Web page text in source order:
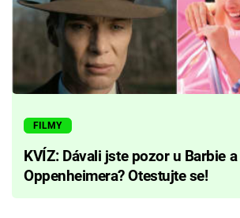
FILMY
KVÍZ: Dávali jste pozor u Barbie a
Oppenheimera? Otestujte se!